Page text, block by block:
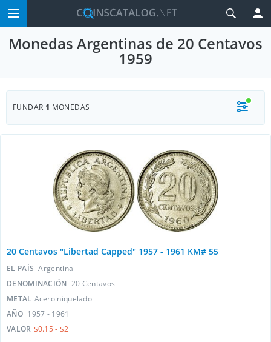
Monedas Argentinas de 20 Centavos
1959
FUNDAR 1 MONEDAS
20 Centavos "Libertad Capped" 1957 - 1961 KM# 55
EL PAÍS Argentina
DENOMINACIÓN 20 Centavos
METAL Acero niquelado
AÑO 1957 - 1961
VALOR $0.15 - $2